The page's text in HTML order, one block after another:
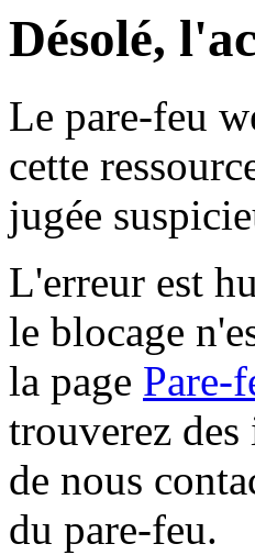
Désolé,
Le pare-feu
cette
jugée
L'erreur est
le blocage
la page Pare-
trouverez
de nous
du pare-feu.